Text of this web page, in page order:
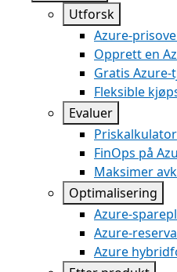
Utforsk
Azure-
Opprett en
Gratis
Fleksible
Evaluer
Priskalkulator
FinOps på
Maksimer
Optimalisering
Azure-
Azure-
Azure